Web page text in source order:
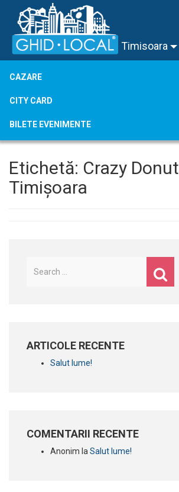
Timisoara
CAZARE
CITY CARD
BILETE EVENIMENTE
Etichetă: Crazy Donut
Timișoara
după:
ARTICOLE RECENTE
Salut lume!
COMENTARII RECENTE
Anonim la Salut lume!